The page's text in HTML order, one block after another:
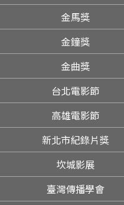
金馬獎
金鐘獎
金曲獎
台北電影節
高雄電影節
新北市紀錄片獎
坎城影展
臺灣傳播學會